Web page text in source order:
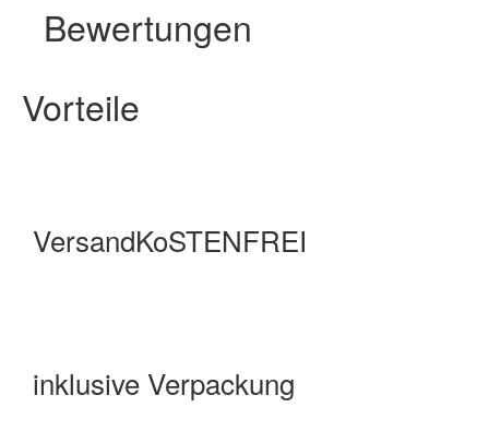
Bewertungen
Vorteile
VersandKoSTENFREI
inklusive Verpackung